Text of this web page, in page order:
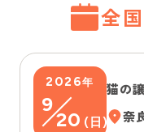
全
2026年
9
20 ( 日)
猫の
奈